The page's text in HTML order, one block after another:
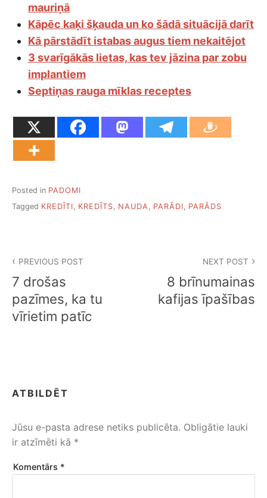
mauriņā
Kāpēc kaķi šķauda un ko šādā situācijā darīt
Kā pārstādīt istabas augus tiem nekaitējot
3 svarīgākās lietas, kas tev jāzina par zobu
implantiem
Septiņas rauga mīklas receptes
Posted in PADOMI
Tagged KREDĪTI KREDĪTS NAUDA PARĀDI PARĀDS
izvēlne
PREVIOUS POST
7 drošas
pazīmes, ka tu
vīrietim patīc
NEXT POST
8 brīnumainas
kafijas īpašības
ATBILDĒT
Jūsu e-pasta adrese netiks publicēta. Obligātie lauki
ir atzīmēti kā *
Komentārs *